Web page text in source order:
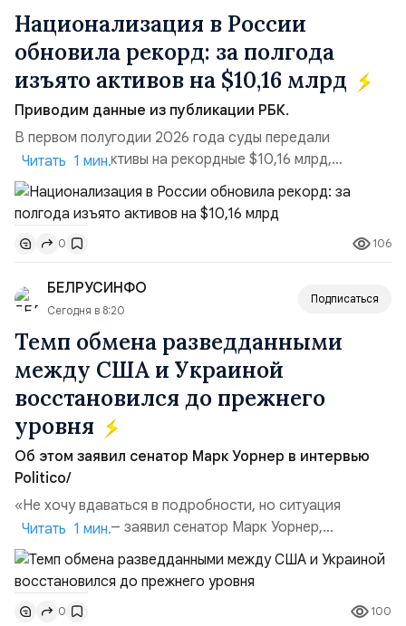
Национализация в России
обновила рекорд: за полгода
изъято активов на $10,16 млрд
Приводим данные из публикации РБК.
В первом полугодии 2026 года суды передали
государству активы на рекордные $10,16 млрд,
подсчитали аналитики AK&M. Это в 2,5 раза больше,
чем за аналогичный период 2025 года ($3,95 млрд).
Всего зафиксировано 15 национализационных
транзакций, которые обеспечили 42,2% денежного
объёма всего российского рынка слияний и
поглощений. Крупнейшей ...
Читать 1 мин.
0 106
БЕЛРУСИНФО
Сегодня в 8:20
Подписаться
Темп обмена разведданными
между США и Украиной
восстановился до прежнего
уровня
Об этом заявил сенатор Марк Уорнер в интервью
Politico/
«Не хочу вдаваться в подробности, но ситуация
улучшилась», — заявил сенатор Марк Уорнер,
высокопоставленный член комитета по разведке,
добавив, что использование Украиной беспилотников и
ракет большой дальности позволило ей наносить
удары вглубь российской территории и укрепило её
Читать 1 мин.
0 100